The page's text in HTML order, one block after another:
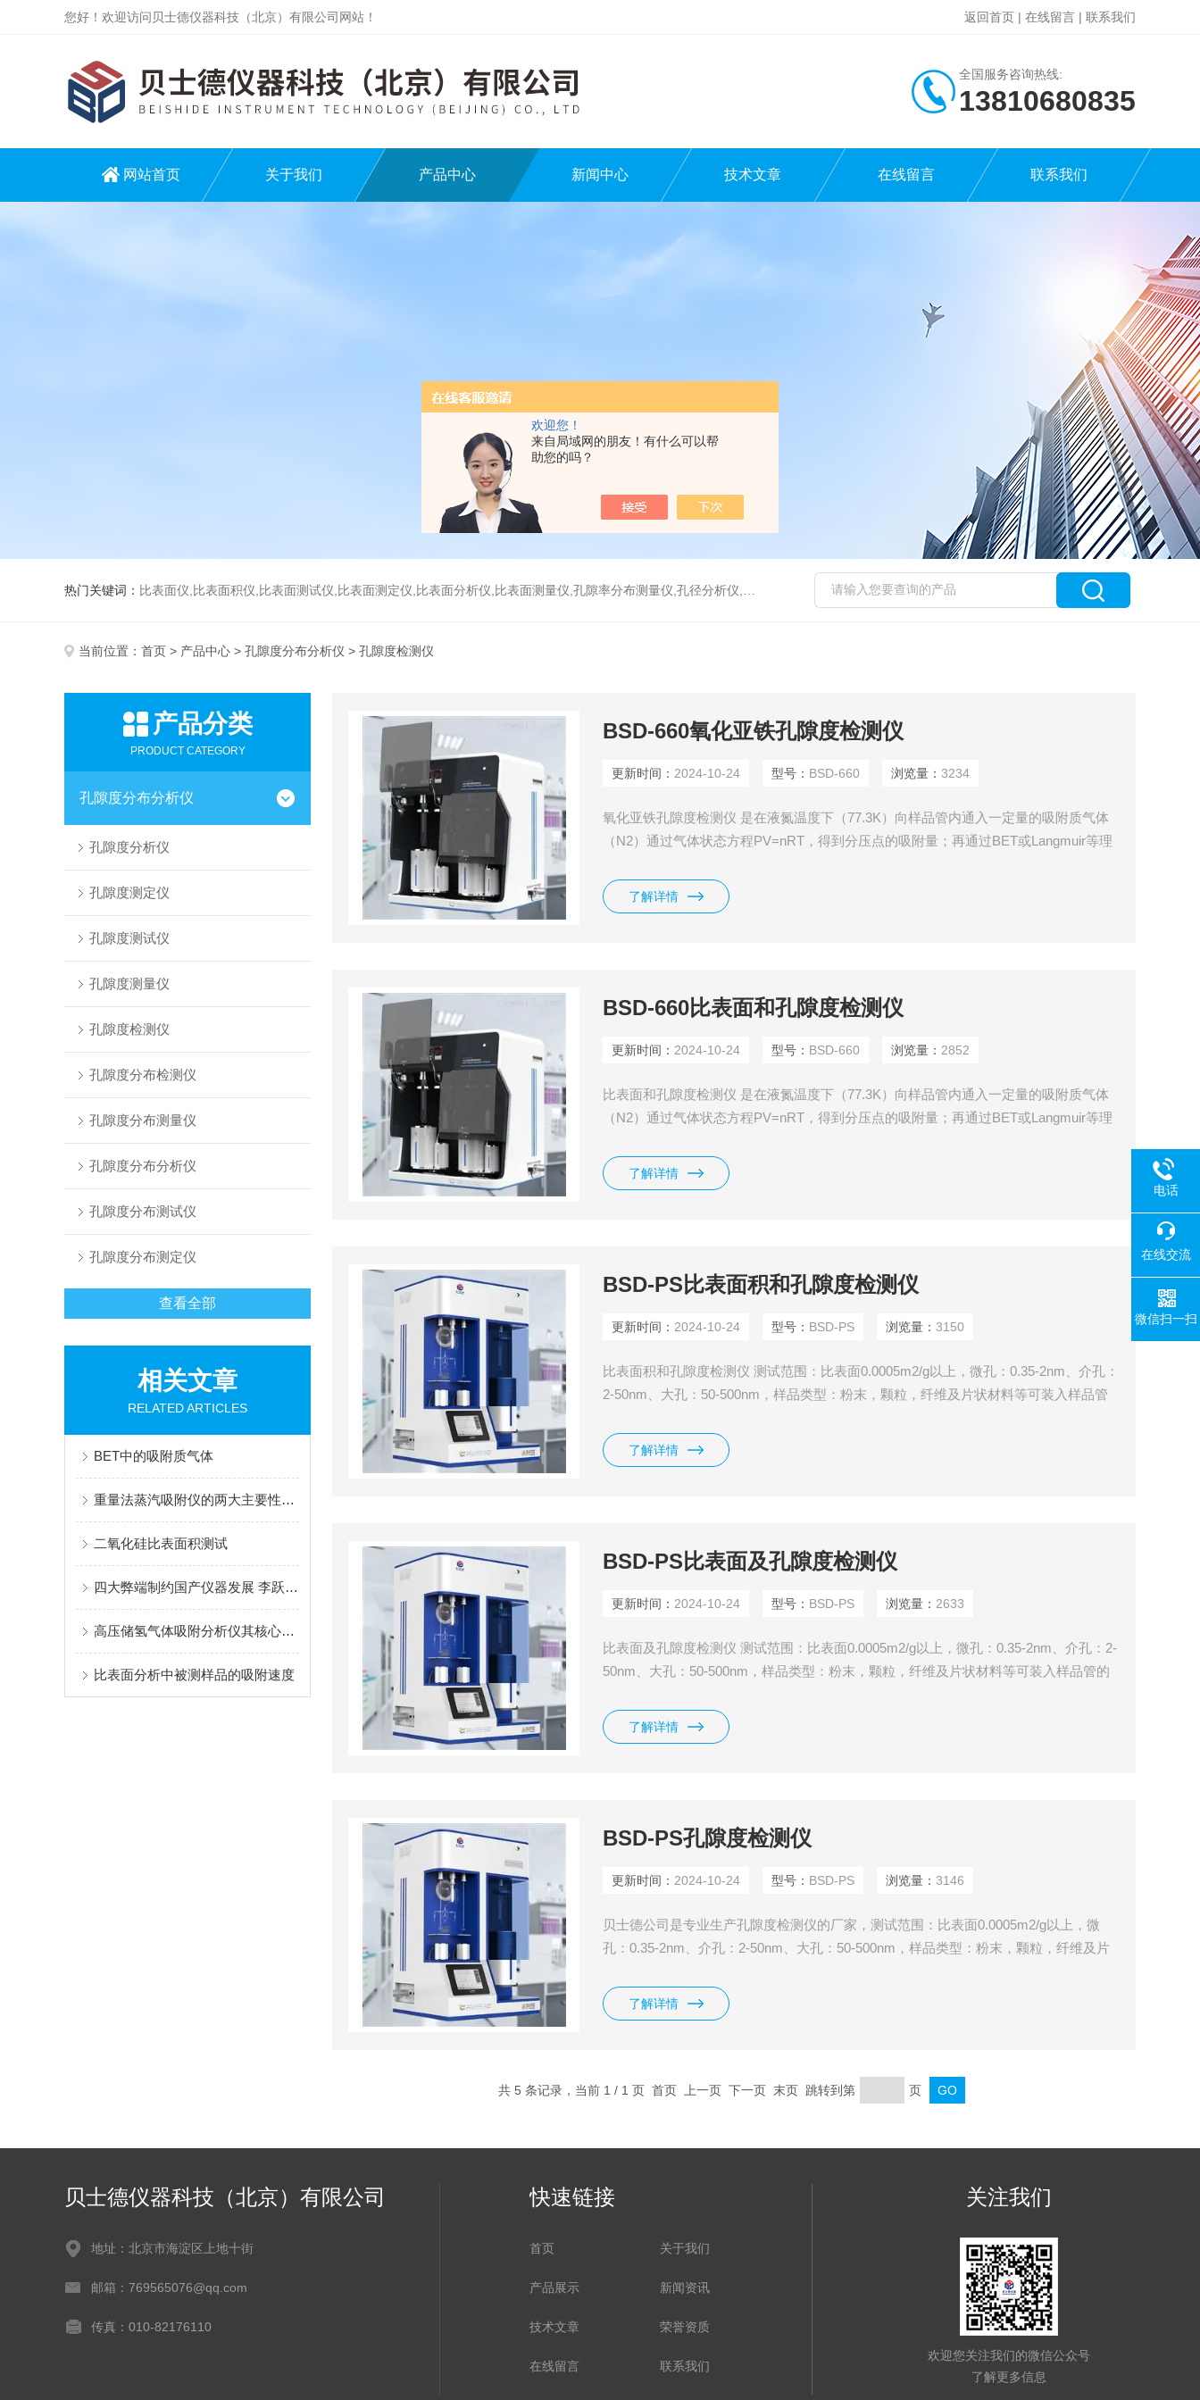
欢迎您！
来自局域网的朋友！有什么可以帮
助您的吗？
您好！欢迎访问贝士德仪器科技（北京）有限公司网站！ 返回首页 | 在线留言 | 联系我们
全国服务咨询热线:
13810680835
网站首页 关于我们 产品中心 新闻中心 技术文章 在线留言 联系我们
热门关键词： 比表面仪,比表面积仪,比表面测试仪,比表面测定仪,比表面分析仪,比表面测量仪,孔隙率分布测量仪,孔径分析仪,孔径测试仪,孔结构分析仪
当前位置： 首页 > 产品中心 > 孔隙度分布分析仪 > 孔隙度检测仪
产品分类
PRODUCT CATEGORY
孔隙度分布分析仪
孔隙度分析仪
孔隙度测定仪
孔隙度测试仪
孔隙度测量仪
孔隙度检测仪
孔隙度分布检测仪
孔隙度分布测量仪
孔隙度分布分析仪
孔隙度分布测试仪
孔隙度分布测定仪
查看全部
相关文章
RELATED ARTICLES
BET中的吸附质气体
重量法蒸汽吸附仪的两大主要性能你都了解了吗？
二氧化硅比表面积测试
四大弊端制约国产仪器发展 李跃光五建议寻找突破口
高压储氢气体吸附分析仪其核心的组成部分如下
比表面分析中被测样品的吸附速度
BSD-660氧化亚铁孔隙度检测仪
更新时间： 2024-10-24 型号： BSD-660 浏览量：3234
氧化亚铁孔隙度检测仪 是在液氮温度下（77.3K）向样品管内通入一定量的吸附质气体
（N2）通过气体状态方程PV=nRT，得到分压点的吸附量；再通过BET或Langmuir等理
附等温线；再通过吸附脱附等温线的数据计算得到样品的孔径大小，孔体积，孔径分布
等信息。
了解详情
BSD-660比表面和孔隙度检测仪
更新时间： 2024-10-24 型号： BSD-660 浏览量： 2852
比表面和孔隙度检测仪 是在液氮温度下（77.3K）向样品管内通入一定量的吸附质气体
（N2）通过气体状态方程PV=nRT，得到分压点的吸附量；再通过BET或Langmuir等理
附等温线；再通过吸附脱附等温线的数据计算得到样品的孔径大小，孔体积，孔径分布
等信息。
了解详情
BSD-PS比表面积和孔隙度检测仪
更新时间： 2024-10-24 型号： BSD-PS 浏览量：3150
比表面积和孔隙度检测仪 测试范围：比表面0.0005m2/g以上，微孔：0.35-2nm、介孔：
2-50nm、大孔：50-500nm，样品类型：粉末，颗粒，纤维及片状材料等可装入样品管
了解详情
BSD-PS比表面及孔隙度检测仪
更新时间： 2024-10-24 型号： BSD-PS 浏览量： 2633
比表面及孔隙度检测仪 测试范围：比表面0.0005m2/g以上，微孔：0.35-2nm、介孔：2-
50nm、大孔：50-500nm，样品类型：粉末，颗粒，纤维及片状材料等可装入样品管的
了解详情
BSD-PS孔隙度检测仪
更新时间： 2024-10-24 型号： BSD-PS 浏览量：3146
贝士德公司是专业生产孔隙度检测仪的厂家，测试范围：比表面0.0005m2/g以上，微
孔：0.35-2nm、介孔：2-50nm、大孔：50-500nm，样品类型：粉末，颗粒，纤维及片
了解详情
共 5 条记录，当前 1 / 1 页 首页 上一页 下一页 末页 跳转到第 页
贝士德仪器科技（北京）有限公司
地址：北京市海淀区上地十街
邮箱：769565076@qq.com
传真：010-82176110
快速链接
首页 关于我们
产品展示 新闻资讯
技术文章 荣誉资质
在线留言 联系我们
关注我们
欢迎您关注我们的微信公众号
了解更多信息
电话
在线交流
微信扫一扫